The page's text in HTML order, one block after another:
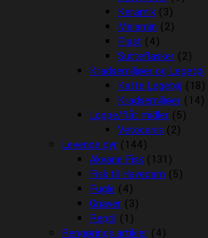
Keramik (3)
Melamin (2)
Plast (4)
Sutteflasker (2)
Kradsemiljøer og Legetøj
Katte Legetøj (18)
Kradsemiljøer (14)
Loppe/flåt midler (5)
Vetocanis (2)
Levende dyr (144)
Akvarie Fisk (131)
Fisk til Havedam (5)
Fugle (4)
Gnaver (3)
Reptil (1)
Rengørings artikler (4)